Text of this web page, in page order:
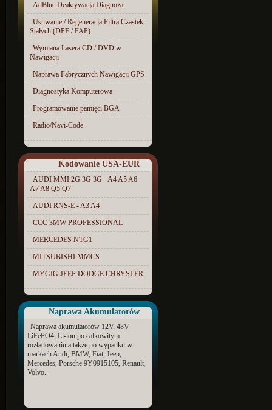
AdBlue Deaktywacja Diagnoza
Usuwanie / Regeneracja Filtra Cząstek
Stałych (DPF / FAP)
Wymiana Lasera CD / DVD w
Nawigacji
Naprawa Fabrycznych Nawigacji GPS
Diagnostyka Komputerowa
Programowanie pamięci BGA
Radio/Navi-Code
Kodowanie USA-EUR
AUDI MMI 2G 3G 3G+ A4 A5 A6
A7 A8 Q5 Q7
AUDI RNS-E - A3 A4
CCC 3MW PROFESSIONAL
MERCEDES NTG1
MITSUBISHI MMCS
MYGIG JEEP DODGE CHRYSLER
Naprawa Akumulatorów
Naprawa akumulatorów 12V, 48V
LiFePO4, Li-ion po całkowitym
rozładowaniu a także po wypadku w
markach Audi, BMW, Fiat, Jeep,
Mercedes, Porsche 9Y0915105, Renault,
Volvo.